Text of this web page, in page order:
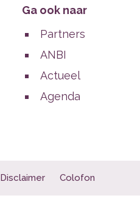
Ga ook naar
Partners
ANBI
Actueel
Agenda
Disclaimer Colofon